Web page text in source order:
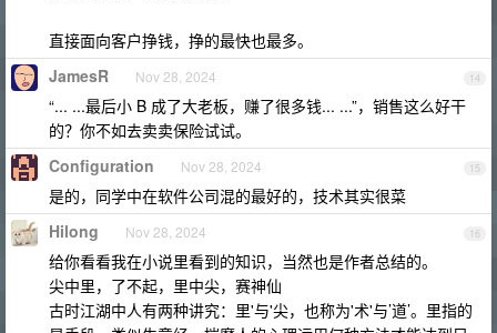
直接面向客户挣钱，挣的最快也最多。
14
JamesR Nov 28, 2024
“... ...最后小 B 成了大老板，赚了很多钱... ...”，销售这么好干
的？你不如去卖卖保险试试。
15
Configuration Nov 28, 2024
是的，同学中在软件公司混的最好的，技术其实很菜
16
Hilong Nov 28, 2024
给你看看我在小说里看到的知识，当然也是作者总结的。
尖中里，了不起，里中尖，赛神仙
古时江湖中人有两种讲究：里'与'尖，也称为'术'与’道’。里指的